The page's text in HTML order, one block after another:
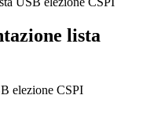
lista
elezione CSPI